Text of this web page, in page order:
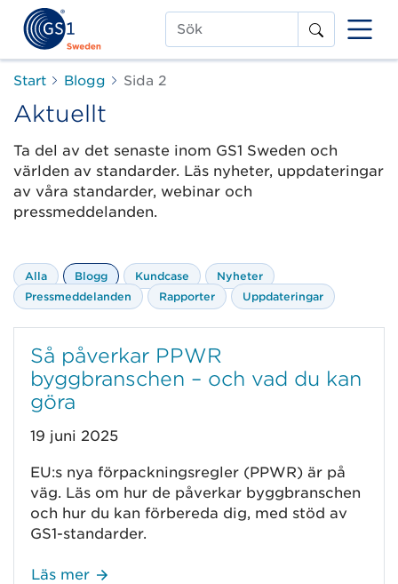
Sök
Start Blogg Sida 2
Aktuellt
Ta del av det senaste inom GS1 Sweden och
världen av standarder. Läs nyheter, uppdateringar
av våra standarder, webinar och
pressmeddelanden.
Alla Blogg Kundcase
Nyheter
Pressmeddelanden
Rapporter Uppdateringar
Så påverkar PPWR
byggbranschen – och vad du kan
göra
19 juni 2025
EU:s nya förpackningsregler (PPWR) är på
väg. Läs om hur de påverkar byggbranschen
och hur du kan förbereda dig, med stöd av
GS1-standarder.
Läs mer